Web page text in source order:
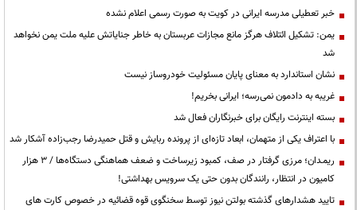
خبر تعطیلی مدرسه ایرانی در کویت به صورت رسمی اعلام نشده
یمن: تشکیل ائتلاف هرگز مانع مجازات عربستان به خاطر جنایاتش علیه ملت یمن نخواهد
شد
نشان استاندارد به معنای پایان مسئولیت خودروساز نیست
غریبه به دادمون نمی‌رسه؛ ایرانی بخریم!
بسته اینترنت رایگان برای خبرنگاران فعال شد
با اعتراف یکی از متهمان، ابعاد تازه‌ای از پرونده ربایش و قتل حمیدرضا رجب‌زاده آشکار شد
ریمـدان؛ مرزی گرفتار در صف، کمبود زیرساخت و ضعف هماهنگی دستگاه‌ها / ۳ هزار
کامیون در انتظار، رانندگان بدون حتی یک سرویس بهداشتی!
تایید هشدارهای گذشته بولتن نیوز توسط سخنگوی قوه قضائیه در خصوص کارت های